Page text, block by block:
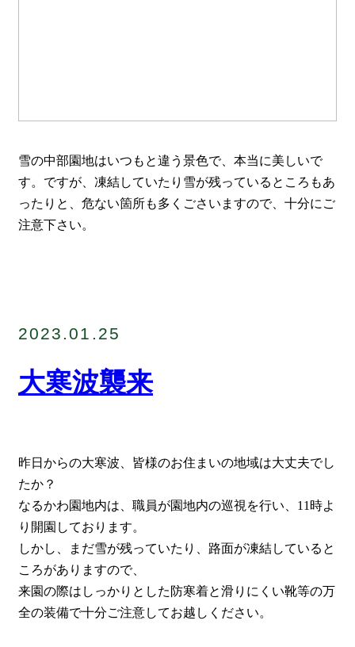
雪の中部園地はいつもと違う景色で、本当に美しいで
す。ですが、凍結していたり雪が残っているところもあ
ったりと、危ない箇所も多くごさいますので、十分にご
注意下さい。
2023.01.25
大寒波襲来
昨日からの大寒波、皆様のお住まいの地域は大丈夫でし
たか？
なるかわ園地内は、職員が園地内の巡視を行い、11時よ
り開園しております。
しかし、まだ雪が残っていたり、路面が凍結していると
ころがありますので、
来園の際はしっかりとした防寒着と滑りにくい靴等の万
全の装備で十分ご注意してお越しください。